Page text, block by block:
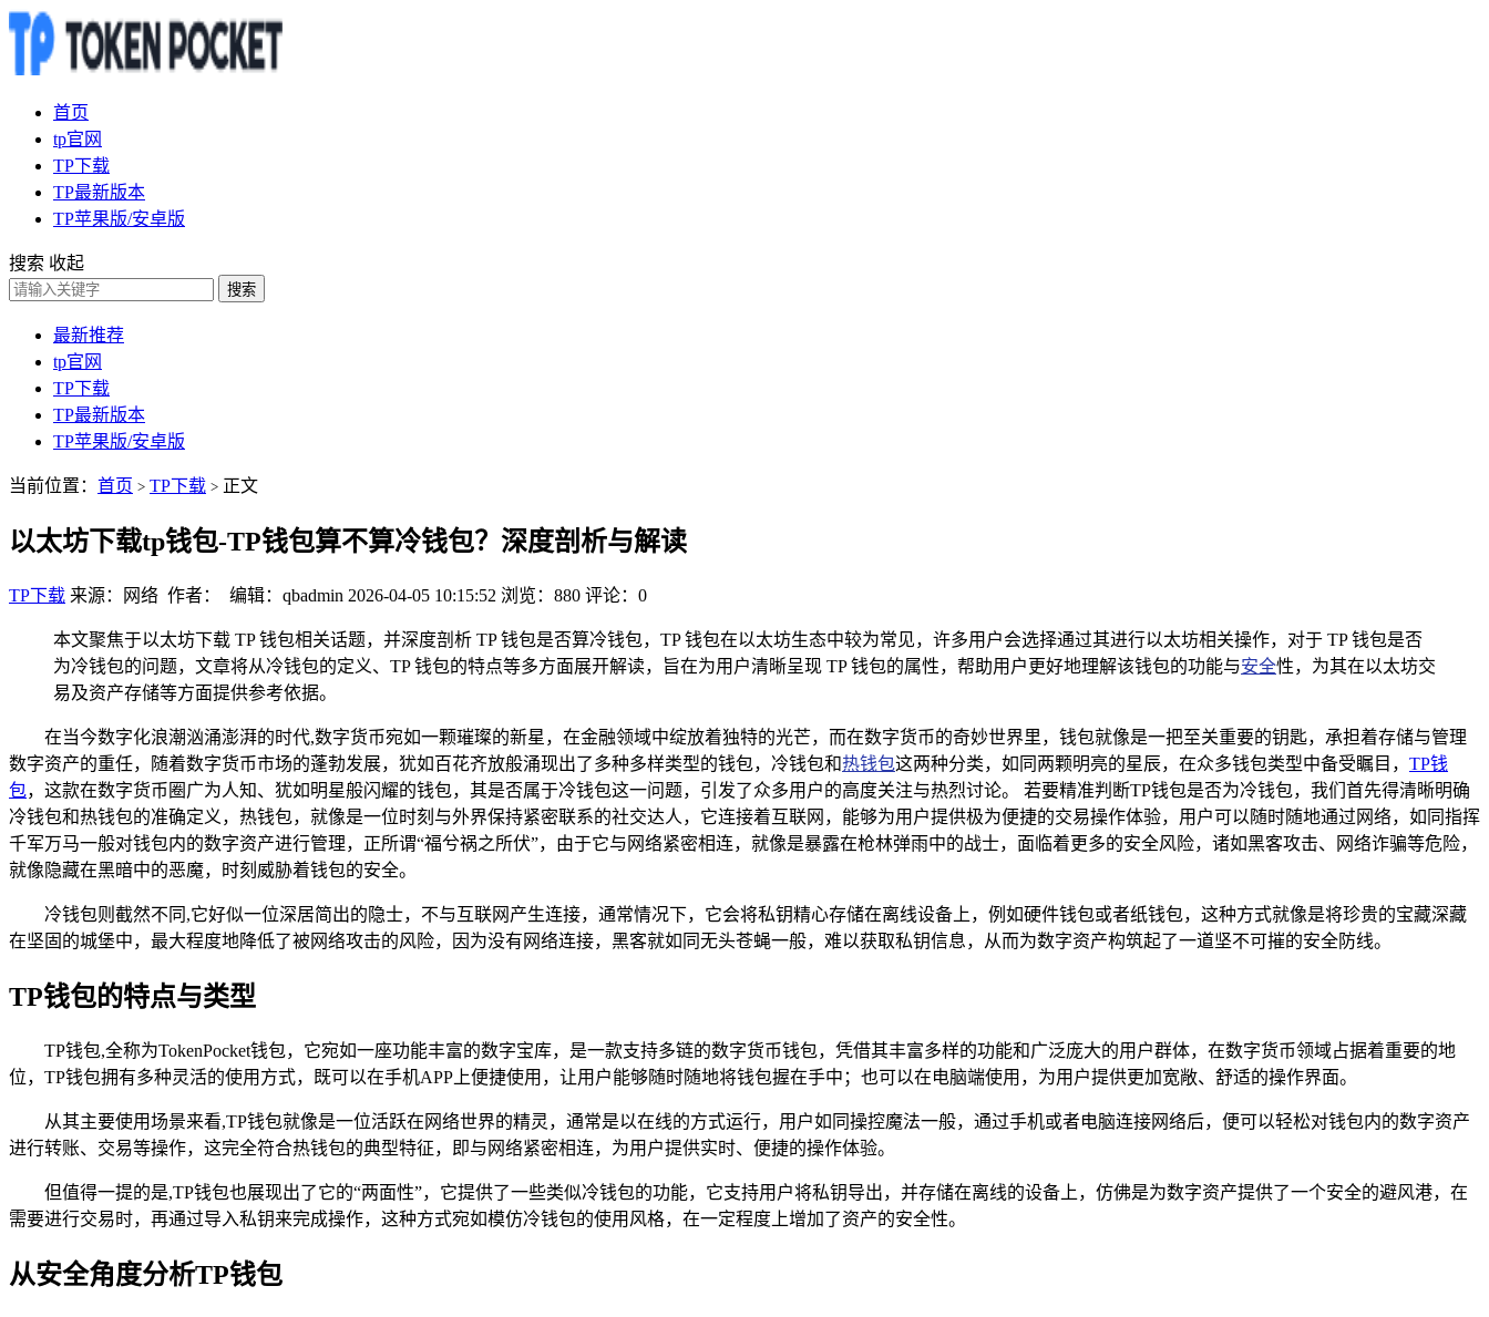
首页
tp官网
TP下载
TP最新版本
TP苹果版/安卓版
搜索 收起
搜索
最新推荐
tp官网
TP下载
TP最新版本
TP苹果版/安卓版
当前位置： 首页 > TP下载 > 正文
以太坊下载tp钱包-TP钱包算不算冷钱包？深度剖析与解读
TP下载 来源：网络 作者： 编辑：qbadmin 2026-04-05 10:15:52 浏览：880 评论：0
本文聚焦于以太坊下载 TP 钱包相关话题，并深度剖析 TP 钱包是否算冷钱包，TP 钱包在以太坊生态中较为常见，许多用户会选择通过其进行以太坊相关操作，对于 TP 钱包是否
为冷钱包的问题，文章将从冷钱包的定义、TP 钱包的特点等多方面展开解读，旨在为用户清晰呈现 TP 钱包的属性，帮助用户更好地理解该钱包的功能与安全性，为其在以太坊交
易及资产存储等方面提供参考依据。
在当今数字化浪潮汹涌澎湃的时代,数字货币宛如一颗璀璨的新星，在金融领域中绽放着独特的光芒，而在数字货币的奇妙世界里，钱包就像是一把至关重要的钥匙，承担着存储与管理
数字资产的重任，随着数字货币市场的蓬勃发展，犹如百花齐放般涌现出了多种多样类型的钱包，冷钱包和热钱包这两种分类，如同两颗明亮的星辰，在众多钱包类型中备受瞩目， TP钱
包，这款在数字货币圈广为人知、犹如明星般闪耀的钱包，其是否属于冷钱包这一问题，引发了众多用户的高度关注与热烈讨论。 若要精准判断TP钱包是否为冷钱包，我们首先得清晰明确
冷钱包和热钱包的准确定义，热钱包，就像是一位时刻与外界保持紧密联系的社交达人，它连接着互联网，能够为用户提供极为便捷的交易操作体验，用户可以随时随地通过网络，如同指挥
千军万马一般对钱包内的数字资产进行管理，正所谓“福兮祸之所伏”，由于它与网络紧密相连，就像是暴露在枪林弹雨中的战士，面临着更多的安全风险，诸如黑客攻击、网络诈骗等危险，
就像隐藏在黑暗中的恶魔，时刻威胁着钱包的安全。
冷钱包则截然不同,它好似一位深居简出的隐士，不与互联网产生连接，通常情况下，它会将私钥精心存储在离线设备上，例如硬件钱包或者纸钱包，这种方式就像是将珍贵的宝藏深藏
在坚固的城堡中，最大程度地降低了被网络攻击的风险，因为没有网络连接，黑客就如同无头苍蝇一般，难以获取私钥信息，从而为数字资产构筑起了一道坚不可摧的安全防线。
TP钱包的特点与类型
TP钱包,全称为TokenPocket钱包，它宛如一座功能丰富的数字宝库，是一款支持多链的数字货币钱包，凭借其丰富多样的功能和广泛庞大的用户群体，在数字货币领域占据着重要的地
位，TP钱包拥有多种灵活的使用方式，既可以在手机APP上便捷使用，让用户能够随时随地将钱包握在手中；也可以在电脑端使用，为用户提供更加宽敞、舒适的操作界面。
从其主要使用场景来看,TP钱包就像是一位活跃在网络世界的精灵，通常是以在线的方式运行，用户如同操控魔法一般，通过手机或者电脑连接网络后，便可以轻松对钱包内的数字资产
进行转账、交易等操作，这完全符合热钱包的典型特征，即与网络紧密相连，为用户提供实时、便捷的操作体验。
但值得一提的是,TP钱包也展现出了它的“两面性”，它提供了一些类似冷钱包的功能，它支持用户将私钥导出，并存储在离线的设备上，仿佛是为数字资产提供了一个安全的避风港，在
需要进行交易时，再通过导入私钥来完成操作，这种方式宛如模仿冷钱包的使用风格，在一定程度上增加了资产的安全性。
从安全角度分析TP钱包